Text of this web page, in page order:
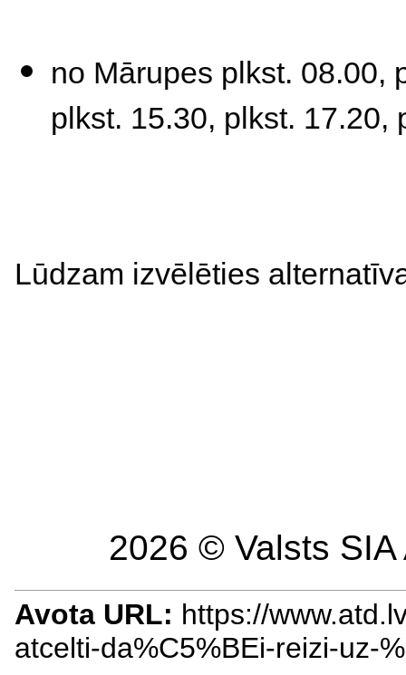
no Mārupes plkst. 08.00,
plkst. 15.30, plkst. 17.20,
Lūdzam izvēlēties
2026 © Valsts
Avota URL: https://
atcelti-da%C5%BEi-reizi-uz-